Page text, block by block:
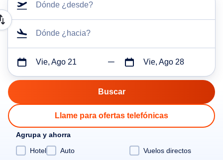
Dónde ¿desde?
Dónde ¿hacia?
Vie, Ago 21 Vie, Ago 28
Llame para ofertas telefónicas
Agrupa y ahorra
Hotel
Auto Vuelos directos